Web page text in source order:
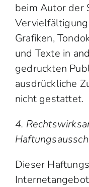
beim Autor der
Grafiken,
und Texte in
gedruckten
ausdrückliche
nicht gestattet.
4.
Dieser